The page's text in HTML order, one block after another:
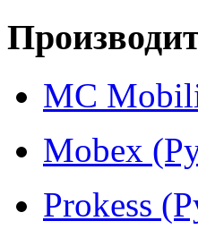
MC
Mobex
Prokess